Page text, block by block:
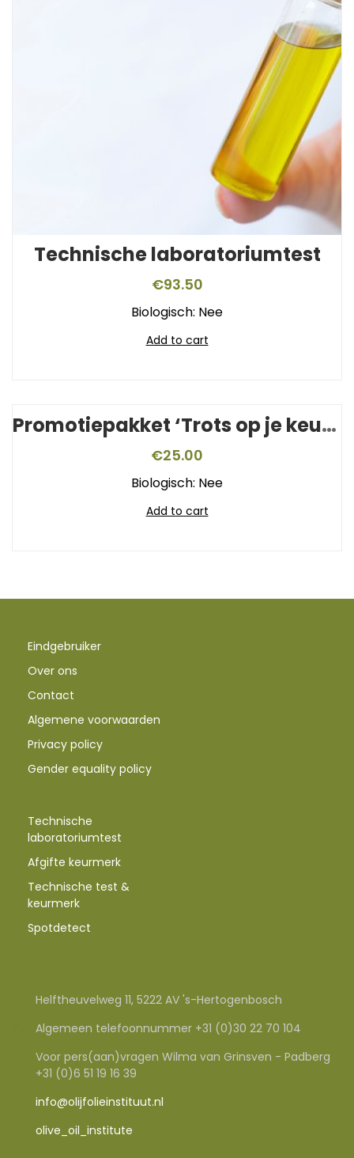
Technische laboratoriumtest
€93.50
Biologisch: Nee
Add to cart
Promotiepakket ‘Trots op je keurmerk’
€25.00
Biologisch: Nee
Add to cart
Eindgebruiker
Over ons
Contact
Algemene voorwaarden
Privacy policy
Gender equality policy
Technische
laboratoriumtest
Afgifte keurmerk
Technische test &
keurmerk
Spotdetect
Helftheuvelweg 11, 5222 AV 's-Hertogenbosch
Algemeen telefoonnummer +31 (0)30 22 70 104
Voor pers(aan)vragen Wilma van Grinsven - Padberg
+31 (0)6 51 19 16 39
info@olijfolieinstituut.nl
olive_oil_institute